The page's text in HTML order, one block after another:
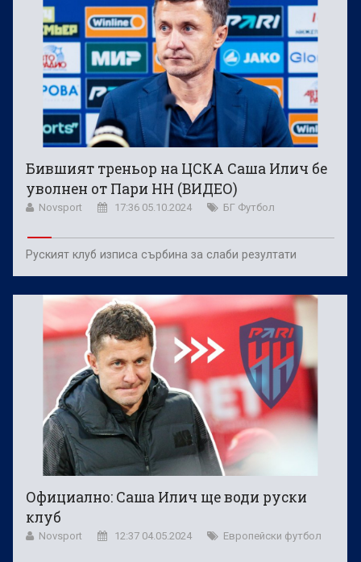
Бившият треньор на ЦСКА Саша Илич бе
уволнен от Пари НН (ВИДЕО)
Novsport 17:36 05.10.2024 БГ Футбол
Руският клуб изписа сърбина за слаби резултати
Официално: Саша Илич ще води руски
клуб
Novsport 12:37 04.05.2024 Европейски футбол